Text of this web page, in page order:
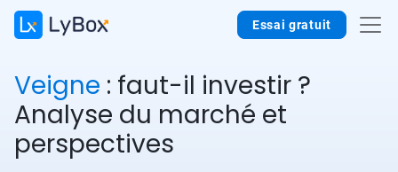
Essai gratuit
Veigne : faut-il investir ?
Analyse du marché et
perspectives